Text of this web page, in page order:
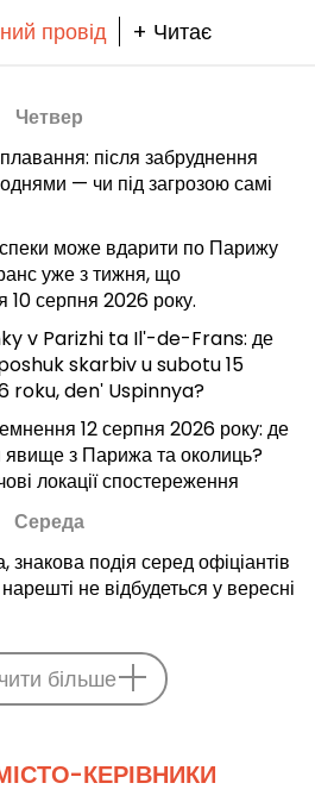
провід + Читає
Четвер
після забруднення
— чи під загрозою самі
може вдарити по Парижу
уже з тижня, що
10 серпня 2026 року.
v Parizhi ta Ilʹ-de-Frans: де
skarbiv u subotu 15
roku, denʹ Uspinnya?
12 серпня 2026 року: де
явище з Парижа та околиць?
локації спостереження
Середа
знакова подія серед офіціантів
нарешті не відбудеться у вересні
більше
КЕРІВНИКИ